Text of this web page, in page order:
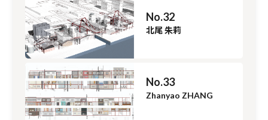
No.32
北尾 朱莉
No.33
Zhanyao ZHANG